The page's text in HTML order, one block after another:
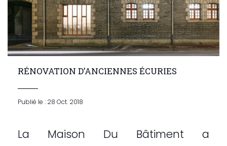
RÉNOVATION D’ANCIENNES ÉCURIES
Publié le : 28 Oct. 2018
La Maison Du Bâtiment a